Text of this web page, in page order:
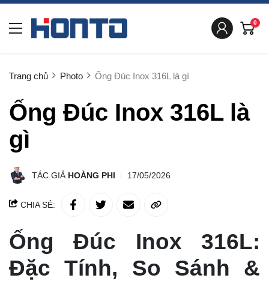
0
Trang chủ Photo Ống Đúc Inox 316L là gì
Ống Đúc Inox 316L là
gì
TÁC GIẢ HOÀNG PHI 17/05/2026
CHIA SẺ:
Ống Đúc Inox 316L:
Đặc Tính, So Sánh &